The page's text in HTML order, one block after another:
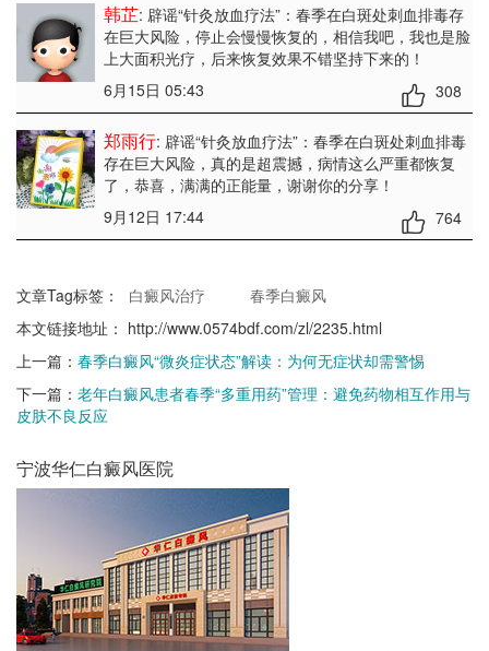
韩芷: 辟谣“针灸放血疗法”：春季在白斑处刺血排毒存
在巨大风险，停止会慢慢恢复的，相信我吧，我也是脸
上大面积光疗，后来恢复效果不错坚持下来的！
6月15日 05:43
308
郑雨行: 辟谣“针灸放血疗法”：春季在白斑处刺血排毒
存在巨大风险，真的是超震撼，病情这么严重都恢复
了，恭喜，满满的正能量，谢谢你的分享！
9月12日 17:44
764
文章Tag标签： 白癜风治疗
春季白癜风
本文链接地址： http://www.0574bdf.com/zl/2235.html
上一篇： 春季白癜风“微炎症状态”解读：为何无症状却需警惕
下一篇： 老年白癜风患者春季“多重用药”管理：避免药物相互作用与
皮肤不良反应
宁波华仁白癜风医院